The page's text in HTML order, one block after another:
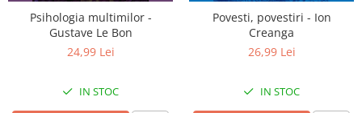
Psihologia multimilor -
Gustave Le Bon
24,99 Lei
IN STOC
Povesti, povestiri - Ion
Creanga
26,99 Lei
IN STOC